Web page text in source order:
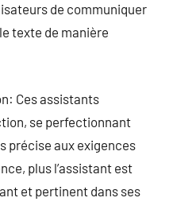
de communiquer
texte de manière
Ces assistants
se perfectionnant
précise aux exigences
plus l’assistant est
et pertinent dans ses